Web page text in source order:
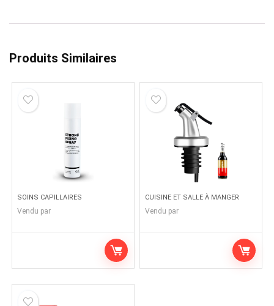
Produits Similaires
SOINS CAPILLAIRES
Vendu par
CUISINE ET SALLE À MANGER
Vendu par